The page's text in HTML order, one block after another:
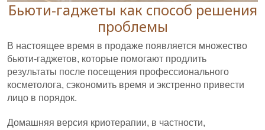
Бьюти-гаджеты как способ решения
проблемы
В настоящее время в продаже появляется множество
бьюти-гаджетов, которые помогают продлить
результаты после посещения профессионального
косметолога, сэкономить время и экстренно привести
лицо в порядок.
Домашняя версия криотерапии, в частности,